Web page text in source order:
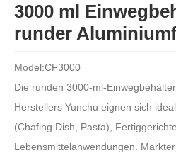
3000 ml
runder
Model:CF3000
Die runden 3000-ml-
Herstellers Yunchu eignen sich
(Chafing Dish, Pasta),
Lebensmittelanwendungen.